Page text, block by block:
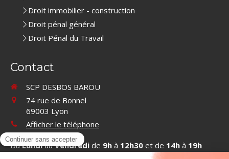
Droit immobilier - construction
Droit pénal général
Droit Pénal du Travail
Contact
SCP DESBOS BAROU
74 rue de Bonnel
69003 Lyon
Afficher le téléphone
DuLundiauVendredi de 9h à 12h30 et de 14h à 19h